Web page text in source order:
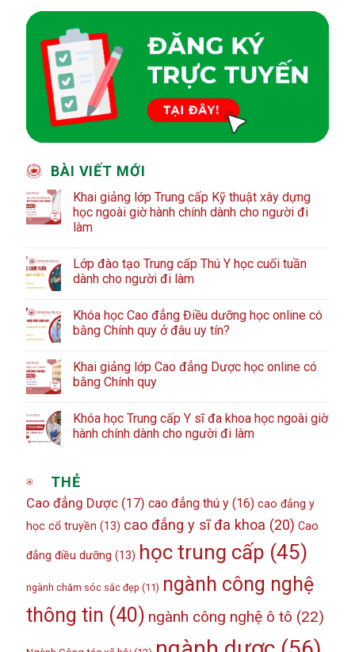
BÀI VIẾT MỚI
Khai giảng lớp Trung cấp Kỹ thuật xây dựng
học ngoài giờ hành chính dành cho người đi
làm
Lớp đào tạo Trung cấp Thú Y học cuối tuần
dành cho người đi làm
Khóa học Cao đẳng Điều dưỡng học online có
bằng Chính quy ở đâu uy tín?
Khai giảng lớp Cao đẳng Dược học online có
bằng Chính quy
Khóa học Trung cấp Y sĩ đa khoa học ngoài giờ
hành chính dành cho người đi làm
THẺ
Cao đẳng Dược(17) cao đẳng thú y(16) cao đẳng y
học cổ truyền (13) cao đẳng y sĩ đa khoa (20) Cao
đẳng điều dưỡng (13) học trung cấp (45)
ngành chăm sóc sắc đẹp (11) ngành công nghệ
thông tin (40) ngành công nghệ ô tô (22)